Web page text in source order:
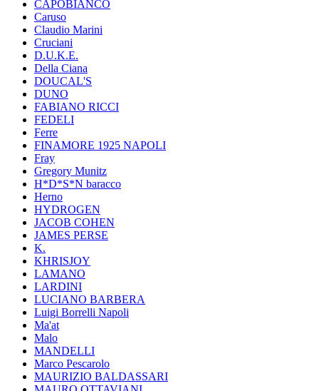
CAPOBIANCO
Caruso
Claudio Marini
Cruciani
D.U.K.E.
Della Ciana
DOUCAL'S
DUNO
FABIANO RICCI
FEDELI
Ferre
FINAMORE 1925 NAPOLI
Fray
Gregory Munitz
H*D*S*N baracco
Herno
HYDROGEN
JACOB COHEN
JAMES PERSE
K.
KHRISJOY
LAMANO
LARDINI
LUCIANO BARBERA
Luigi Borrelli Napoli
Ma'at
Malo
MANDELLI
Marco Pescarolo
MAURIZIO BALDASSARI